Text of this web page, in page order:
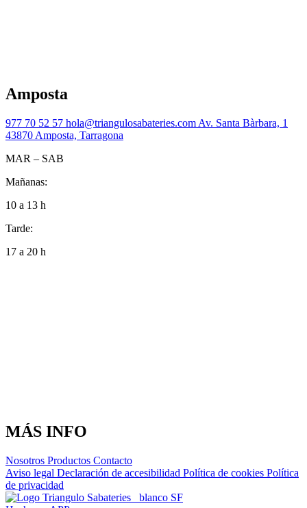
Amposta
977 70 52 57 hola@triangulosabateries.com Av. Santa Bàrbara, 1
43870 Amposta, Tarragona
MAR – SAB
Mañanas:
10 a 13 h
Tarde:
17 a 20 h
MÁS INFO
Nosotros Productos Contacto
Aviso legal Declaración de accesibilidad Política de cookies Política
de privacidad